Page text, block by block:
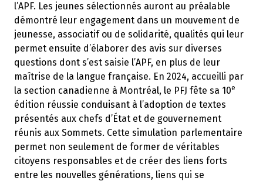
l’APF. Les jeunes sélectionnés auront au préalable
démontré leur engagement dans un mouvement de
jeunesse, associatif ou de solidarité, qualités qui leur
permet ensuite d’élaborer des avis sur diverses
questions dont s’est saisie l’APF, en plus de leur
maîtrise de la langue française. En 2024, accueilli par
la section canadienne à Montréal, le PFJ fête sa 10e
édition réussie conduisant à l’adoption de textes
présentés aux chefs d’État et de gouvernement
réunis aux Sommets. Cette simulation parlementaire
permet non seulement de former de véritables
citoyens responsables et de créer des liens forts
entre les nouvelles générations, liens qui se